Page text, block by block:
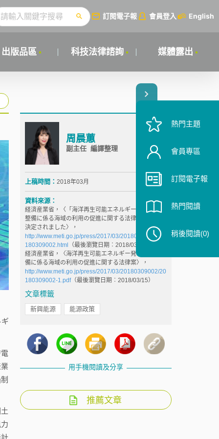
訂閱電子報 會員登入 English
出版品區 科技法律諮詢 媒體露出
周晨蕙
副主任 編譯整理
上稿時間： 2018年03月
資料來源：
経済産業省，〈「海洋再生可能エネルギー発電設備の
整備に係る海域の利用の促進に関する法律案」が閣議
決定されました〉，
http://www.meti.go.jp/press/2017/03/20180309002/20
180309002.html
（最後瀏覽日期︰2018/03/15）
経済産業省，〈海洋再生可能エネルギー発電設備の整
備に係る海域の利用の促進に関する法律案〉，
http://www.meti.go.jp/press/2017/03/20180309002/20
180309002-1.pdf（最後瀏覽日期︰2018/03/15）
文章標籤
新興能源 能源政策
用手機閱讀及分享
推薦文章
熱門主題
會員專區
訂閱電子報
熱門閱讀
稍後閱讀(0)